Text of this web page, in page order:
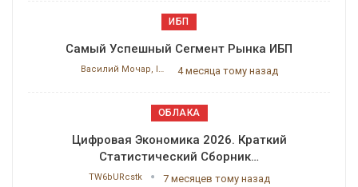
ИБП
Самый Успешный Сегмент Рынка ИБП
Василий Мочар, ITResearch 4 месяца тому назад
ОБЛАКА
Цифровая Экономика 2026. Краткий
Статистический Сборник…
TW6bURcstk 7 месяцев тому назад